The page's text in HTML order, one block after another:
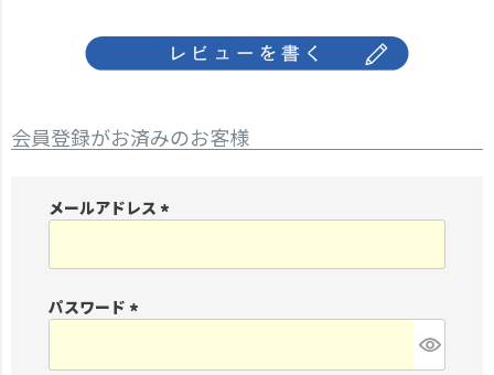
会員登録がお済みのお客様
メールアドレス
パスワード